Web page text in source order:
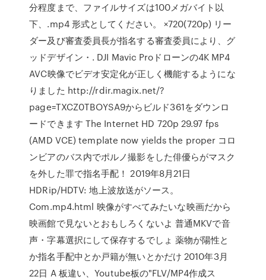
分程度まで、ファイルサイズは100メガバイト以
下、.mp4 形式としてください。 ×720(720p) リー
ダー及び審査委員長が指名する審査委員により、グ
ッドデザイン・. DJI Mavic Proドローンの4K MP4
AVC映像でビデオ安定化が正しく機能するようにな
りました http://rdir.magix.net/?
page=TXCZ0TBOYSA9からビルド361をダウンロ
ードできます The Internet HD 720p 29.97 fps
(AMD VCE) template now yields the proper コロ
ンビアのバス内でポルノ撮影をした俳優らがマスク
を外した罪で指名手配！ 2019年8月21日
HDRip/HDTV: 地上波放送がソース。
Com.mp4.html 映像がすべてみたいな映画だから
映画館で見ないとおもしろくないよ 普通MKVで音
声・字幕選択にして保存するでしょ 薬物が陽性と
か指名手配中とか戸籍が無いとかだけ 2010年3月
22日 A 板違い、Youtube板の"FLV/MP4作成ス